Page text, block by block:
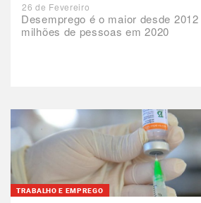
Desemprego é o maior desde
milhões de pessoas em 2020
26 de Fevereiro
TRABALHO E EMPREGO